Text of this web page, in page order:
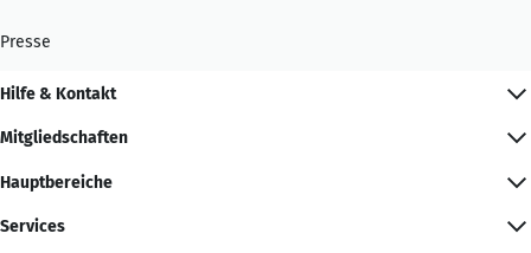
Presse
Hilfe & Kontakt
Mitgliedschaften
Hauptbereiche
Services